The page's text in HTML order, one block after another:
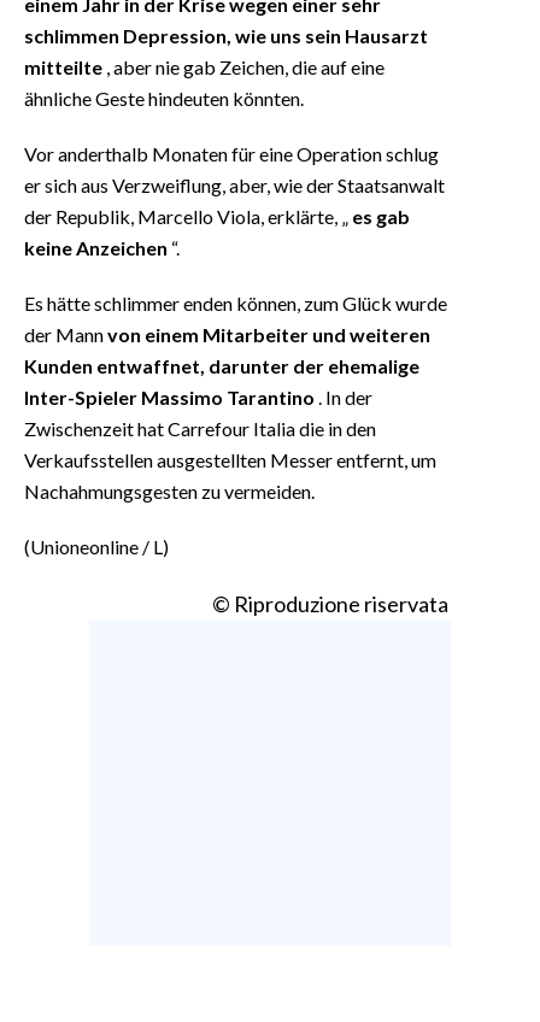
schlimmen Depression, wie uns sein Hausarzt
mitteilte , aber nie gab Zeichen, die auf eine
ähnliche Geste hindeuten könnten.
Vor anderthalb Monaten für eine Operation schlug
er sich aus Verzweiflung, aber, wie der Staatsanwalt
der Republik, Marcello Viola, erklärte, „ es gab
keine Anzeichen “.
Es hätte schlimmer enden können, zum Glück wurde
der Mannvon einem Mitarbeiter und weiteren
Kunden entwaffnet, darunter der ehemalige
Inter-Spieler Massimo Tarantino . In der
Zwischenzeit hat Carrefour Italia die in den
Verkaufsstellen ausgestellten Messer entfernt, um
Nachahmungsgesten zu vermeiden.
(Unioneonline / L)
© Riproduzione riservata